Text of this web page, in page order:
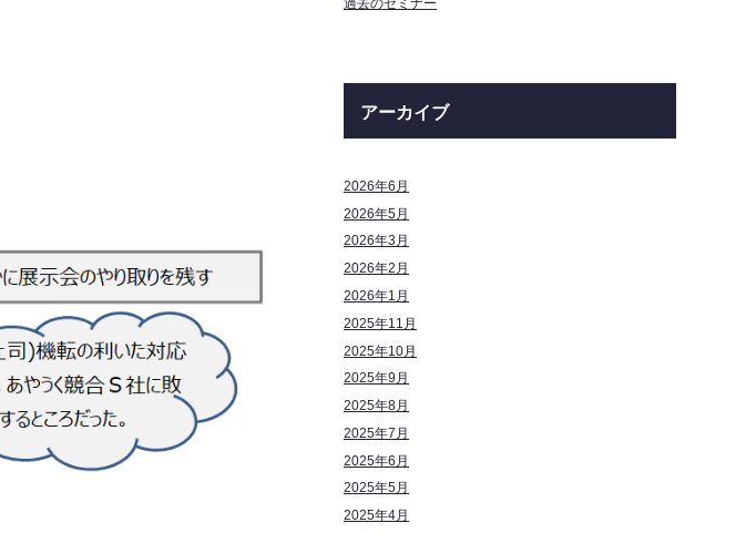
過去のセミナー
アーカイブ
2026年6月
2026年5月
2026年3月
2026年2月
2026年1月
2025年11月
2025年10月
2025年9月
2025年8月
2025年7月
2025年6月
2025年5月
2025年4月